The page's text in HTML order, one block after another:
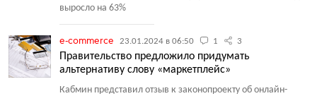
выросло на 63%
e-commerce 23.01.2024 в 06:50 1 3
Правительство предложило придумать
альтернативу слову «маркетплейс»
Кабмин представил отзыв к законопроекту об онлайн-